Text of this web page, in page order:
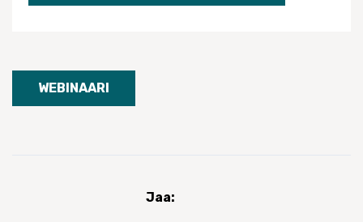
WEBINAARI
Jaa: